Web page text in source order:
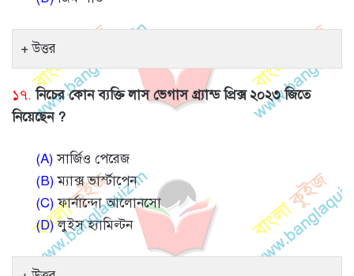
উত্তর
১৭. নিচের কোন ব্যক্তি লাস ভেগাস গ্র্যান্ড প্রিক্স ২০২৩ জিতে
নিয়েছেন ?
(A)সার্জিও পেরেজ
(B)ম্যাক্স ভার্স্টাপেন
(C)ফার্নান্দো আলোনসো
(D)লুইস হ্যামিল্টন